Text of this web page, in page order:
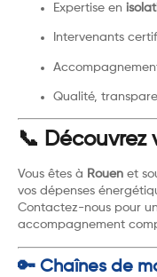
Expertise en
Intervenants
Qualité,
📞
Vous êtes à Rouen et
vos dépenses
Contactez-nous pour un
accompagnement
🔑 Chaînes de